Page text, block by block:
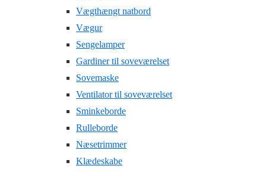
Vægthængt natbord
Vægur
Sengelamper
Gardiner til soveværelset
Sovemaske
Ventilator til soveværelset
Sminkeborde
Rulleborde
Næsetrimmer
Klædeskabe